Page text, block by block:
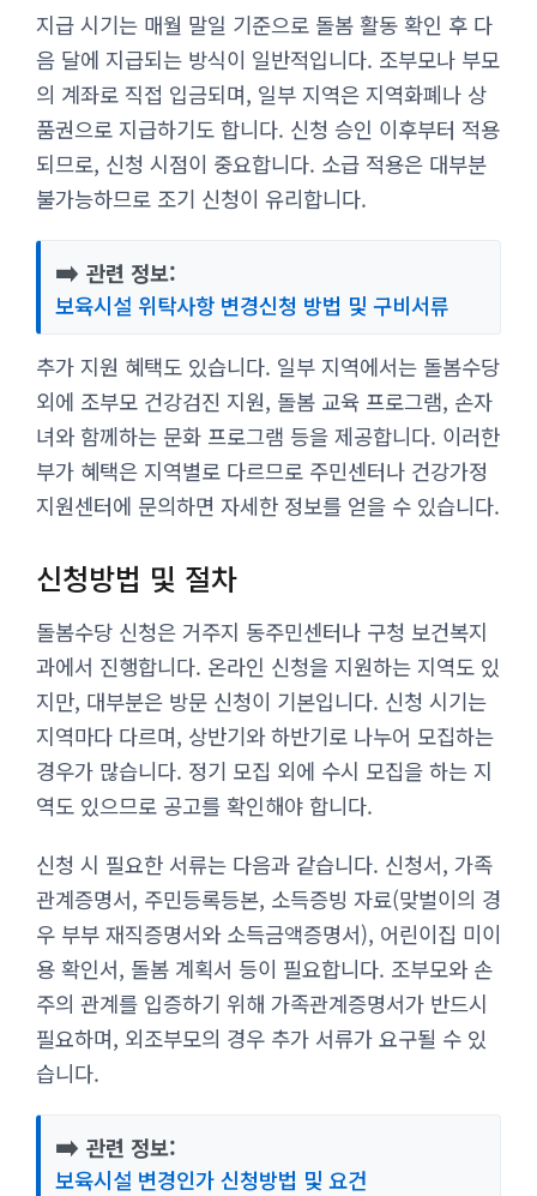
지급 시기는 매월 말일 기준으로 돌봄 활동 확인 후 다
음 달에 지급되는 방식이 일반적입니다. 조부모나 부모
의 계좌로 직접 입금되며, 일부 지역은 지역화폐나 상
품권으로 지급하기도 합니다. 신청 승인 이후부터 적용
되므로, 신청 시점이 중요합니다. 소급 적용은 대부분
불가능하므로 조기 신청이 유리합니다.
➡️ 관련 정보:
보육시설 위탁사항 변경신청 방법 및 구비서류
추가 지원 혜택도 있습니다. 일부 지역에서는 돌봄수당
외에 조부모 건강검진 지원, 돌봄 교육 프로그램, 손자
녀와 함께하는 문화 프로그램 등을 제공합니다. 이러한
부가 혜택은 지역별로 다르므로 주민센터나 건강가정
지원센터에 문의하면 자세한 정보를 얻을 수 있습니다.
신청방법 및 절차
돌봄수당 신청은 거주지 동주민센터나 구청 보건복지
과에서 진행합니다. 온라인 신청을 지원하는 지역도 있
지만, 대부분은 방문 신청이 기본입니다. 신청 시기는
지역마다 다르며, 상반기와 하반기로 나누어 모집하는
경우가 많습니다. 정기 모집 외에 수시 모집을 하는 지
역도 있으므로 공고를 확인해야 합니다.
신청 시 필요한 서류는 다음과 같습니다. 신청서, 가족
관계증명서, 주민등록등본, 소득증빙 자료(맞벌이의 경
우 부부 재직증명서와 소득금액증명서), 어린이집 미이
용 확인서, 돌봄 계획서 등이 필요합니다. 조부모와 손
주의 관계를 입증하기 위해 가족관계증명서가 반드시
필요하며, 외조부모의 경우 추가 서류가 요구될 수 있
습니다.
➡️ 관련 정보:
보육시설 변경인가 신청방법 및 요건